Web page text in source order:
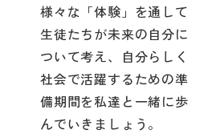
様々な「体験」を通して
生徒たちが未来の自分に
ついて考え、自分らしく
社会で活躍するための準
備期間を私達と一緒に歩
んでいきましょう。